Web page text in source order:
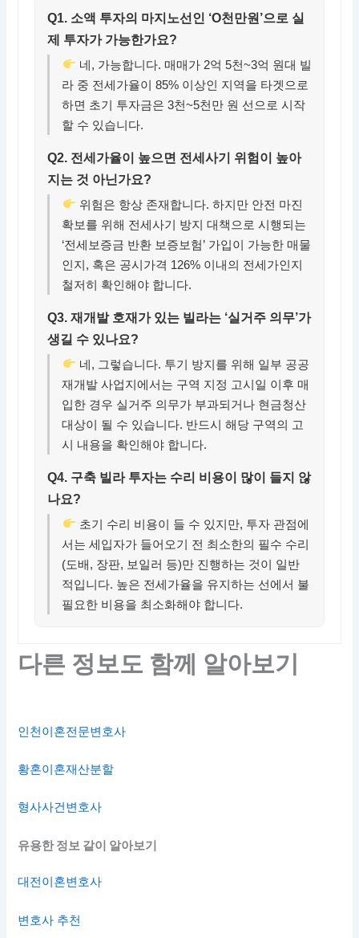
Q1. 소액 투자의 마지노선인 ‘O천만원’으로 실
제 투자가 가능한가요?
네, 가능합니다. 매매가 2억 5천~3억 원대 빌
라 중 전세가율이 85% 이상인 지역을 타겟으로
하면 초기 투자금은 3천~5천만 원 선으로 시작
할 수 있습니다.
Q2. 전세가율이 높으면 전세사기 위험이 높아
지는 것 아닌가요?
위험은 항상 존재합니다. 하지만 안전 마진
확보를 위해 전세사기 방지 대책으로 시행되는
‘전세보증금 반환 보증보험’ 가입이 가능한 매물
인지, 혹은 공시가격 126% 이내의 전세가인지
철저히 확인해야 합니다.
Q3. 재개발 호재가 있는 빌라는 ‘실거주 의무’가
생길 수 있나요?
네, 그렇습니다. 투기 방지를 위해 일부 공공
재개발 사업지에서는 구역 지정 고시일 이후 매
입한 경우 실거주 의무가 부과되거나 현금청산
대상이 될 수 있습니다. 반드시 해당 구역의 고
시 내용을 확인해야 합니다.
Q4. 구축 빌라 투자는 수리 비용이 많이 들지 않
나요?
초기 수리 비용이 들 수 있지만, 투자 관점에
서는 세입자가 들어오기 전 최소한의 필수 수리
(도배, 장판, 보일러 등)만 진행하는 것이 일반
적입니다. 높은 전세가율을 유지하는 선에서 불
필요한 비용을 최소화해야 합니다.
다른 정보도 함께 알아보기
인천이혼전문변호사
황혼이혼재산분할
형사사건변호사
유용한 정보 같이 알아보기
대전이혼변호사
변호사 추천